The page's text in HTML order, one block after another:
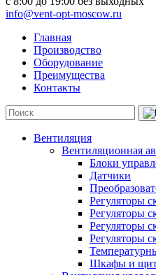
info@vent-opt-moscow.ru
Главная
Производство
Оборудование
Преимущества
Контакты
Вентиляция
Вентиляционная
Блоки
Датчики
Регуляторы
Регуляторы
Регуляторы
Регуляторы
Шкафы и